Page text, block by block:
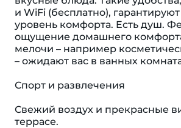
и WiFi (бесплатно),
уровень комфорта. Eсть душ.
ощущение домашнего
мелочи – например
– ожидают вас в ванных
Спорт и развлечения
Свежий воздух и прекрасные
террасе.